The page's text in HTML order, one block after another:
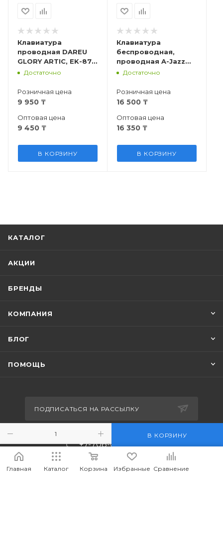
В КОРЗИНУ
Клавиатура
проводная DAREU
GLORY ARTIC, EK-87,
Brown Switch, Ru
Достаточно
Розничная цена
9 950 ₸
Оптовая цена
9 450 ₸
В КОРЗИНУ
Клавиатура
беспроводная,
проводная A-Jazz
K870T, Brown Switch,
Достаточно
Розничная цена
16 500 ₸
Оптовая цена
16 350 ₸
В КОРЗИНУ
КАТАЛОГ
АКЦИИ
БРЕНДЫ
КОМПАНИЯ
БЛОГ
ПОМОЩЬ
ПОДПИСАТЬСЯ НА РАССЫЛКУ
+7-708-036-8442
m_forwork@mail.ru
Главная Каталог Корзина Избранные Сравнение